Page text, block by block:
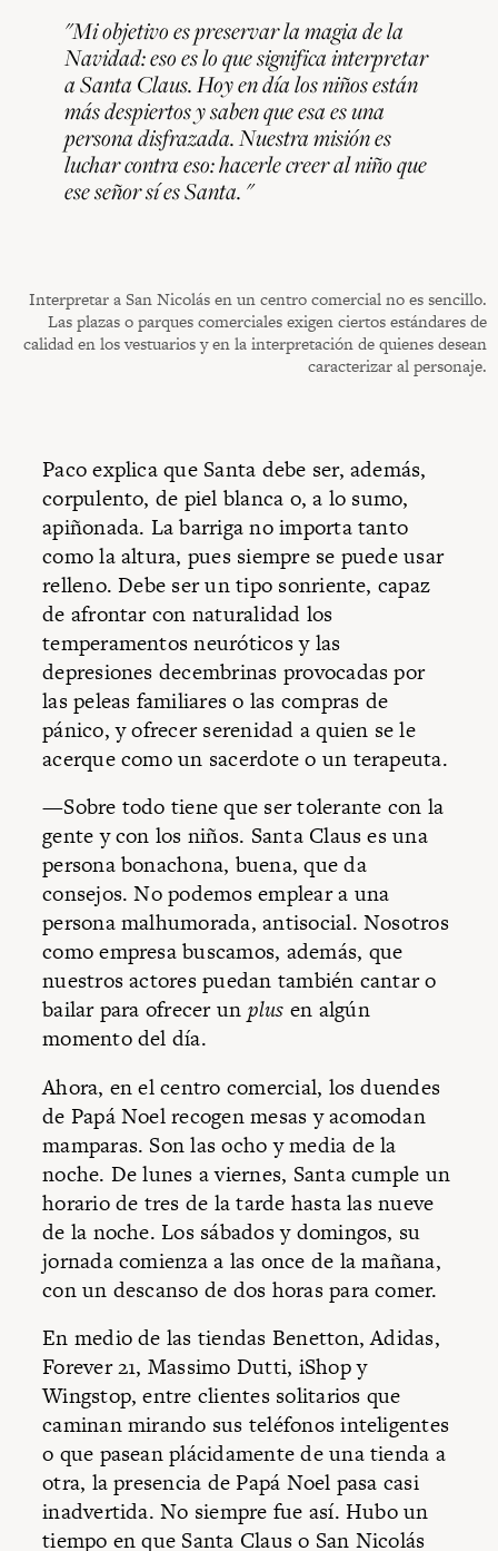
"Mi objetivo es preservar la magia de la
Navidad: eso es lo que significa interpretar
a Santa Claus. Hoy en día los niños están
más despiertos y saben que esa es una
persona disfrazada. Nuestra misión es
luchar contra eso: hacerle creer al niño que
ese señor sí es Santa. "
Interpretar a San Nicolás en un centro comercial no es sencillo.
Las plazas o parques comerciales exigen ciertos estándares de
calidad en los vestuarios y en la interpretación de quienes desean
caracterizar al personaje.
Paco explica que Santa debe ser, además,
corpulento, de piel blanca o, a lo sumo,
apiñonada. La barriga no importa tanto
como la altura, pues siempre se puede usar
relleno. Debe ser un tipo sonriente, capaz
de afrontar con naturalidad los
temperamentos neuróticos y las
depresiones decembrinas provocadas por
las peleas familiares o las compras de
pánico, y ofrecer serenidad a quien se le
acerque como un sacerdote o un terapeuta.
—Sobre todo tiene que ser tolerante con la
gente y con los niños. Santa Claus es una
persona bonachona, buena, que da
consejos. No podemos emplear a una
persona malhumorada, antisocial. Nosotros
como empresa buscamos, además, que
nuestros actores puedan también cantar o
bailar para ofrecer un plus en algún
momento del día.
Ahora, en el centro comercial, los duendes
de Papá Noel recogen mesas y acomodan
mamparas. Son las ocho y media de la
noche. De lunes a viernes, Santa cumple un
horario de tres de la tarde hasta las nueve
de la noche. Los sábados y domingos, su
jornada comienza a las once de la mañana,
con un descanso de dos horas para comer.
En medio de las tiendas Benetton, Adidas,
Forever 21, Massimo Dutti, iShop y
Wingstop, entre clientes solitarios que
caminan mirando sus teléfonos inteligentes
o que pasean plácidamente de una tienda a
otra, la presencia de Papá Noel pasa casi
inadvertida. No siempre fue así. Hubo un
tiempo en que Santa Claus o San Nicolás